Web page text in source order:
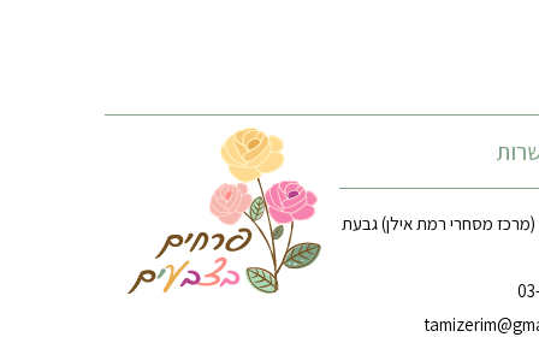
רח׳ הארזים 14 (מרכז מסחרי רמת אילן) גבעת